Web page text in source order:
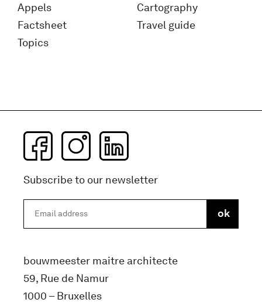
Appels
Factsheet
Topics
Cartography
Travel guide
Subscribe to our newsletter
bouwmeester maitre architecte
59, Rue de Namur
1000 – Bruxelles